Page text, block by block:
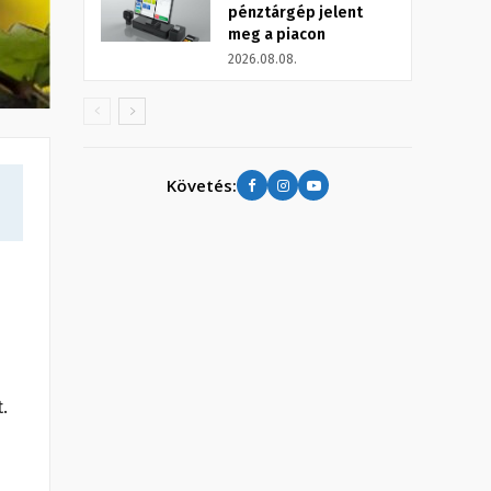
pénztárgép jelent
meg a piacon
2026.08.08.
Követés: